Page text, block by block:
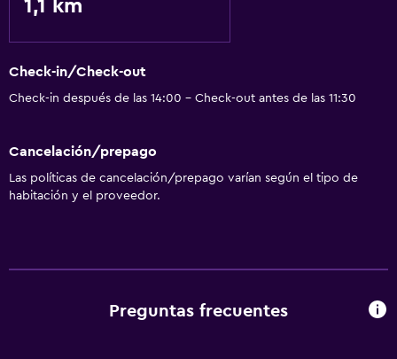
Wifi gratis
1,1 km
Check-in/Check-out
Check-in después de las 14:00 - Check-out antes de las 11:30
Cancelación/prepago
Las políticas de cancelación/prepago varían según el tipo de
habitación y el proveedor.
Preguntas frecuentes